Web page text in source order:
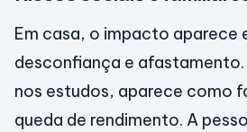
Em casa, o impacto aparece
desconfiança e
nos estudos, aparece como
queda de rendimento. A